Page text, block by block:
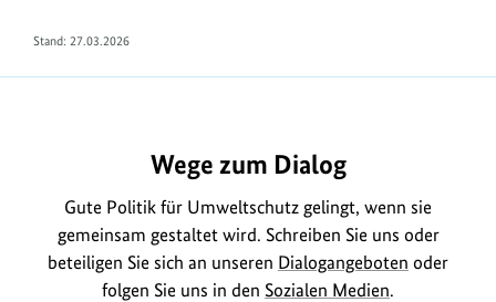
Stand: 27.03.2026
Wege zum Dialog
Gute Politik für Umweltschutz gelingt, wenn sie
gemeinsam gestaltet wird. Schreiben Sie uns oder
beteiligen Sie sich an unseren Dialogangeboten oder
folgen Sie uns in den Sozialen Medien.